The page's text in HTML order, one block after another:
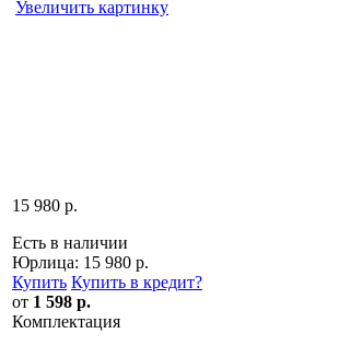
Увеличить картинку
15 980 р.
Есть в наличии
Юрлица: 15 980 р.
Купить Купить в кредит?
от 1 598 р.
Комплектация